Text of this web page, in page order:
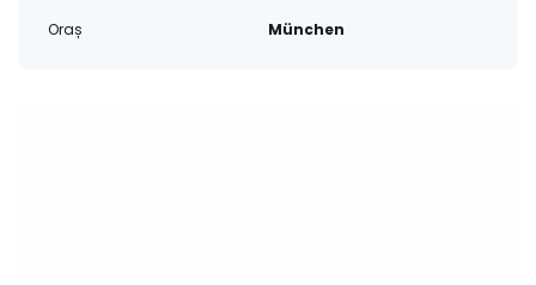
Oraș
München